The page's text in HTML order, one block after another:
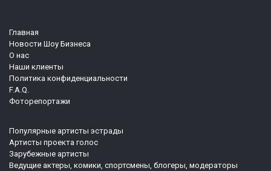
Главная
Новости Шоу Бизнеса
О нас
Наши клиенты
Политика конфиденциальности
F.A.Q.
Фоторепортажи
Популярные артисты эстрады
Артисты проекта голос
Зарубежные артисты
Ведущие актеры, комики, спортсмены, блогеры, модераторы